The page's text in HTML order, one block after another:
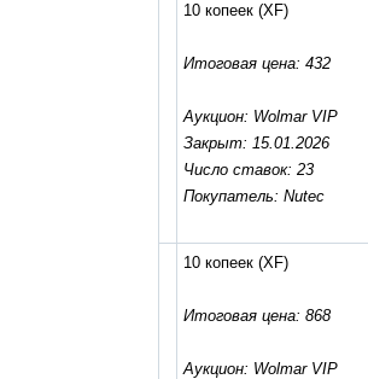
10 копеек(XF)
Итоговая цена: 432
Аукцион: Wolmar VIP
Закрыт: 15.01.2026
Число ставок: 23
Покупатель: Nutec
10 копеек(XF)
Итоговая цена: 868
Аукцион: Wolmar VIP